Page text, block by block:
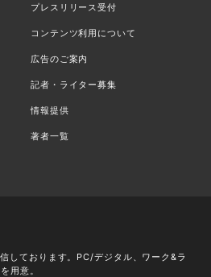
プレスリリース受付
コンテンツ利用について
広告のご案内
記者・ライター募集
情報提供
著者一覧
しております。PC/デジタル、ワーク&ラ
用意。